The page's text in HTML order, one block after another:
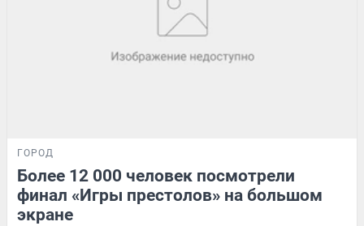
ГОРОД
Более 12 000 человек посмотрели
финал «Игры престолов» на большом
экране